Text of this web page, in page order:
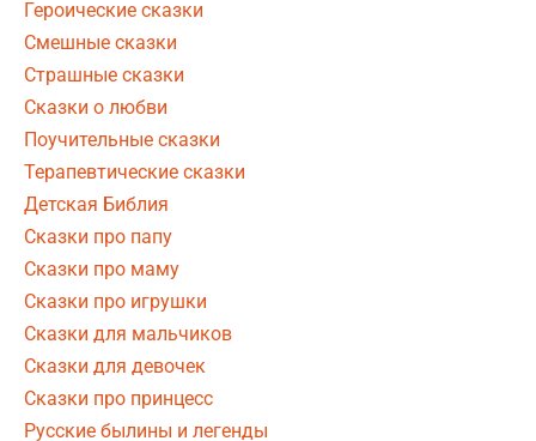
Героические сказки
Смешные сказки
Страшные сказки
Сказки о любви
Поучительные сказки
Терапевтические сказки
Детская Библия
Сказки про папу
Сказки про маму
Сказки про игрушки
Сказки для мальчиков
Сказки для девочек
Сказки про принцесс
Русские былины и легенды